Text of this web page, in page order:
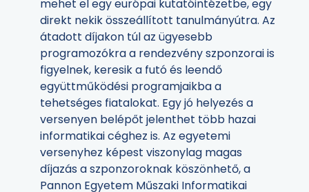
mehet el egy európai kutatóintézetbe, egy
direkt nekik összeállított tanulmányútra. Az
átadott díjakon túl az ügyesebb
programozókra a rendezvény szponzorai is
figyelnek, keresik a futó és leendő
együttműködési programjaikba a
tehetséges fiatalokat. Egy jó helyezés a
versenyen belépőt jelenthet több hazai
informatikai céghez is. Az egyetemi
versenyhez képest viszonylag magas
díjazás a szponzoroknak köszönhető, a
Pannon Egyetem Műszaki Informatikai